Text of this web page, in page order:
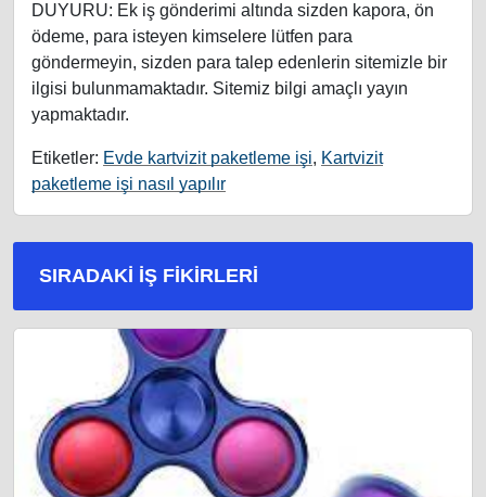
DUYURU: Ek iş gönderimi altında sizden kapora, ön
ödeme, para isteyen kimselere lütfen para
göndermeyin, sizden para talep edenlerin sitemizle bir
ilgisi bulunmamaktadır. Sitemiz bilgi amaçlı yayın
yapmaktadır.
Etiketler: Evde kartvizit paketleme işi, Kartvizit
paketleme işi nasıl yapılır
SIRADAKI İŞ FIKIRLERI